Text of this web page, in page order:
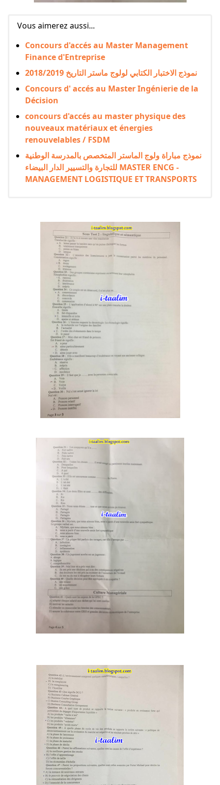
Vous aimerez aussi...
Concours d'accés au Master Management
Finance d'Entreprise
نموذج الاختبار الكتابي لولوج ماستر التاريخ 2018/2019
Concours d' accés au Master Ingénierie de la
Décision
concours d'accés au master physique des
nouveaux matériaux et énergies
renouvelables / FSDM
نموذج مباراة ولوج الماستر المتخصص بالمدرسة الوطنية
للتجارة والتسيير الدار البيضاء MASTER ENCG -
MANAGEMENT LOGISTIQUE ET TRANSPORTS